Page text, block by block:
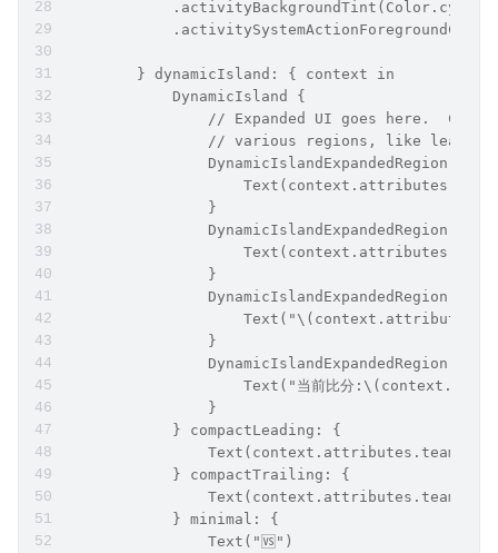
            .activityBackgroundTint(Color.cyan)
        } dynamicIsland: { context in
            DynamicIsland {
// Expanded UI goes here.
// various regions, like
                }
                }
                }
Text("当前比分
                }
            } compactLeading: {
                Text(context.attributes.teamA)
            } compactTrailing: {
                Text(context.attributes.teamB)
            } minimal: {
                Text("🆚")